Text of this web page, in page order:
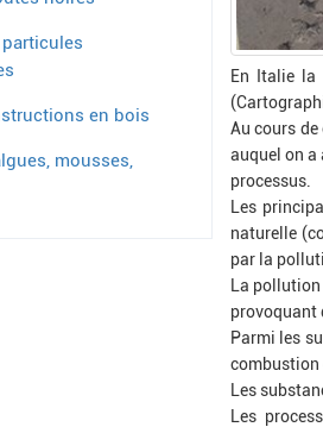
en bois
mousses,
En Italie la
Au cours
auquel on a
processus.
Les
naturelle
par la
La
provoquant
Parmi les
combustion
Les
Les